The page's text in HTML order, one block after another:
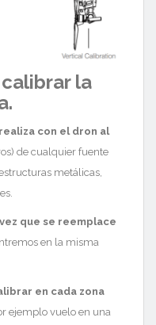
la
con el dron al
de cualquier fuente
metálicas,
que se reemplace
en la misma
en cada zona
ejemplo vuelo en una